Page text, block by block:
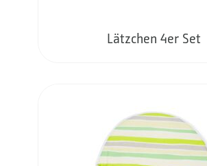
Lätzchen 4er Set